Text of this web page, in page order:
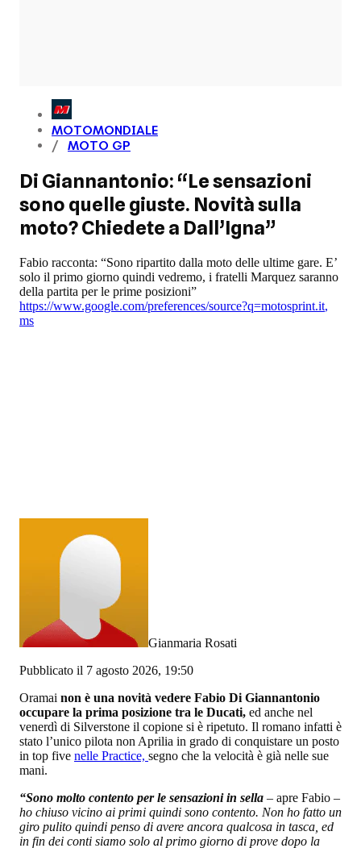
MOTOMONDIALE
MOTO GP
Di Giannantonio: “Le sensazioni
sono quelle giuste. Novità sulla
moto? Chiedete a Dall’Igna”
Fabio racconta: “Sono ripartito dalla moto delle ultime gare. E’
solo il primo giorno quindi vedremo, i fratelli Marquez saranno
della partita per le prime posizioni”
https://www.google.com/preferences/source?q=motosprint.it,
ms
Gianmaria Rosati
Pubblicato il 7 agosto 2026, 19:50
Oramai non è una novità vedere Fabio Di Giannantonio
occupare la prima posizione tra le Ducati, ed anche nel
venerdì di Silverstone il copione si è ripetuto. Il romano infatti è
stato l’unico pilota non Aprilia in grado di conquistare un posto
in top five nelle Practice, segno che la velocità è già nelle sue
mani.
“Sono molto contento per le sensazioni in sella – apre Fabio –
ho chiuso vicino ai primi quindi sono contento. Non ho fatto un
giro pulito quindi penso di avere ancora qualcosa in tasca, ed
in fin dei conti siamo solo al primo giorno di prove dopo la